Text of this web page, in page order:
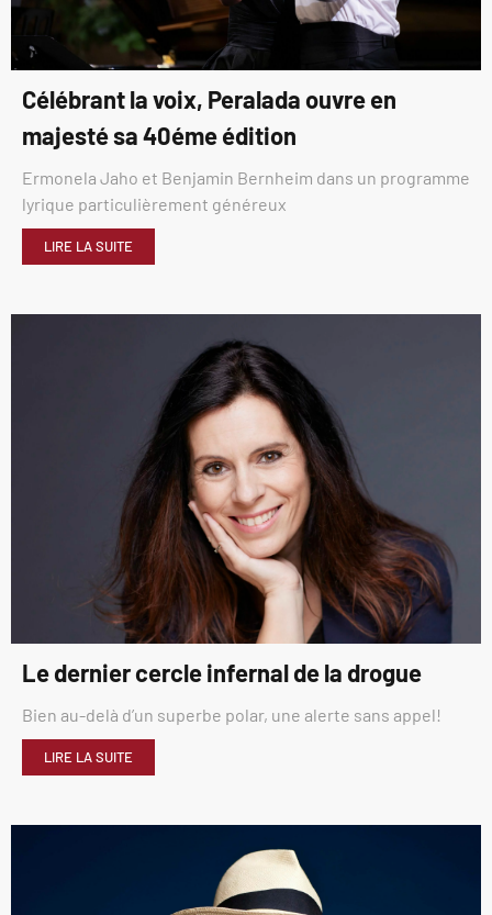
Célébrant la voix, Peralada ouvre en
majesté sa 40éme édition
Ermonela Jaho et Benjamin Bernheim dans un programme
lyrique particulièrement généreux
LIRE LA SUITE
Le dernier cercle infernal de la drogue
Bien au-delà d’un superbe polar, une alerte sans appel!
LIRE LA SUITE